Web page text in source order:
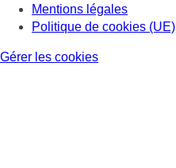
Mentions légales
Politique de cookies (UE)
Gérer les cookies